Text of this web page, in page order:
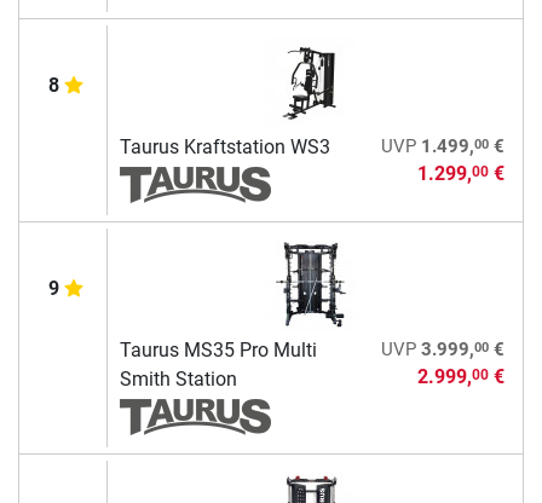
8
Taurus Kraftstation WS3 UVP 1.499,00€
1.299,00€
9
Taurus MS35 Pro Multi
Smith Station
UVP 3.999,00€
2.999,00€